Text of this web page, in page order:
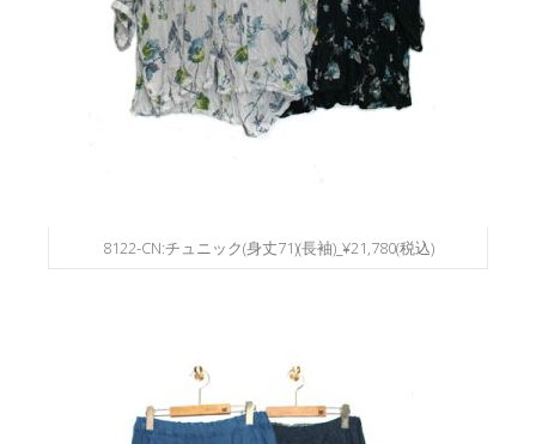
8122-CN:チュニック(身丈71)(長袖)_¥21,780(税込)